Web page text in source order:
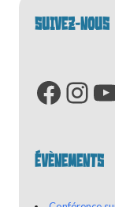
SUIVEZ-NOUS
ÉVÈNEMENTS